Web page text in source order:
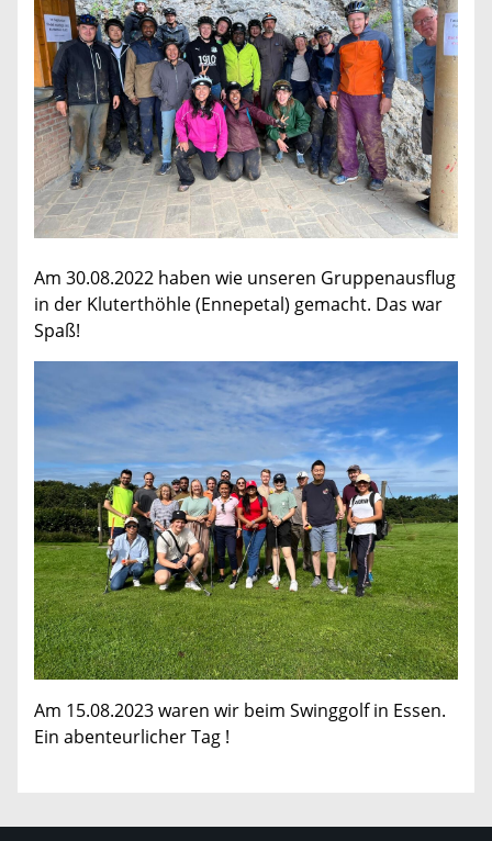
​Am 30.08.2022 haben wie unseren Gruppenausflug
in der Kluterthöhle (Ennepetal) gemacht. Das war
Spaß!
Am 15.08.2023 waren wir beim Swinggolf in Essen.
Ein abenteurlicher Tag !